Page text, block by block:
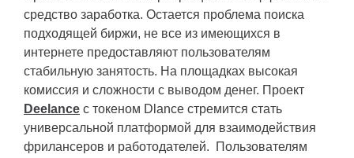
средство заработка. Остается проблема поиска
подходящей биржи, не все из имеющихся в
интернете предоставляют пользователям
стабильную занятость. На площадках высокая
комиссия и сложности с выводом денег. Проект
Deelance с токеном Dlance стремится стать
универсальной платформой для взаимодействия
фрилансеров и работодателей. Пользователям